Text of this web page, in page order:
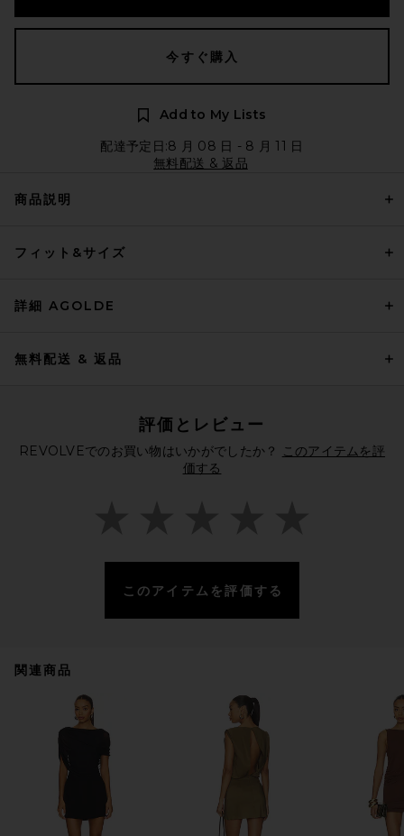
今すぐ購入
Add to My Lists
配達予定日:8 月 08 日 - 8 月 11 日
無料配送 & 返品
商品説明
フィット&サイズ
詳細 AGOLDE
無料配送 & 返品
評価とレビュー
REVOLVEでのお買い物はいかがでしたか？
このアイテムを評
価する
このアイテムを評価する
関連商品